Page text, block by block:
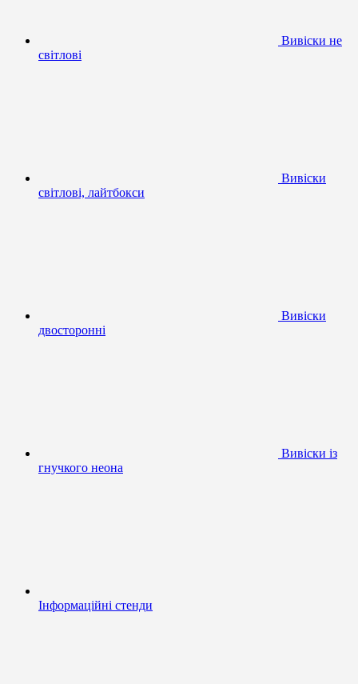
Вивіски не
світлові
Вивіски
світлові, лайтбокси
Вивіски
двосторонні
Вивіски із
гнучкого неона
Інформаційні стенди